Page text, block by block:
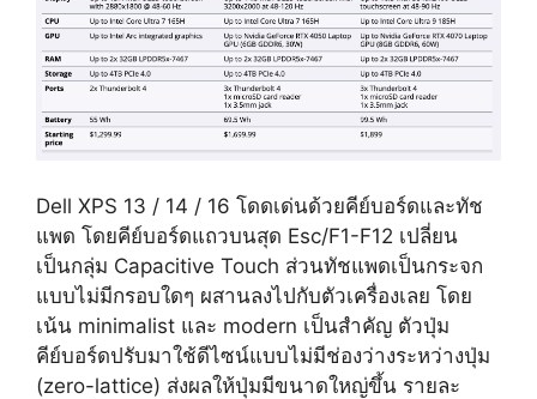
Dell XPS 13 / 14 / 16 โดดเด่นด้วยคีย์บอร์ดและทัช
แพด โดยคีย์บอร์ดแถวบนสุด Esc/F1-F12 เปลี่ยน
เป็นกลุ่ม Capacitive Touch ส่วนทัชแพดเป็นกระจก
แบบไม่มีกรอบใดๆ ผสานลงไปกับตัวเครื่องเลย โดย
เน้น minimalist และ modern เป็นสำคัญ ตัวปุ่ม
คีย์บอร์ดปรับมาใช้ดีไซน์แบบไม่มีช่องว่างระหว่างปุ่ม
(zero-lattice) ส่งผลให้ปุ่มมีขนาดใหญ่ขึ้น รายละ